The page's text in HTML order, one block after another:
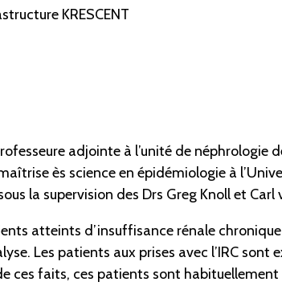
KRESCENT
adjointe à l’unité de néphrologie
ès science en épidémiologie à
la supervision des Drs Greg Knoll et Carl
atteints d’insuffisance rénale
Les patients aux prises avec l’IRC
ces faits, ces patients sont